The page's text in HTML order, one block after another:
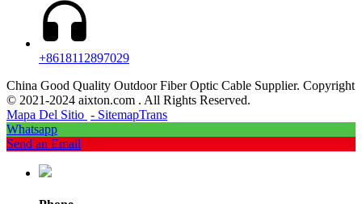
+8618112897029
China Good Quality Outdoor Fiber Optic Cable Supplier. Copyright
© 2021-2024 aixton.com . All Rights Reserved.
Mapa Del Sitio - SitemapTrans
Whatsapp
Send an Email